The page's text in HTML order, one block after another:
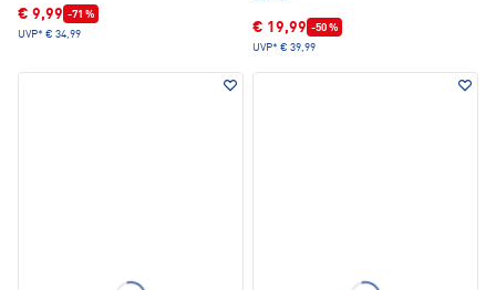
€ 9,99 -71 %
UVP* € 34,99 € 19,99 -50 %
UVP* € 39,99